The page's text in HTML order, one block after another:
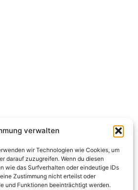
verwalten
wir Technologien wie Cookies, um
darauf zuzugreifen. Wenn du diesen
wie das Surfverhalten oder eindeutige IDs
Zustimmung nicht erteilst oder
und Funktionen beeinträchtigt werden.